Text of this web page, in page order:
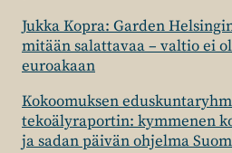
Jukka Kopra: Garden
mitään salattavaa – valtio ei
euroakaan
Kokoomuksen
tekoälyraportin: kymmenen
ja sadan päivän ohjelma